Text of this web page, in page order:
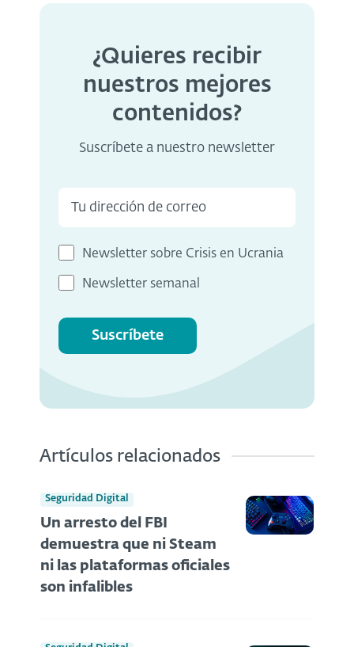
¿Quieres recibir
nuestros mejores
contenidos?
Suscríbete a nuestro newsletter
Newsletter sobre Crisis en Ucrania
Newsletter semanal
Suscríbete
Artículos relacionados
Seguridad Digital
Un arresto del FBI
demuestra que ni Steam
ni las plataformas oficiales
son infalibles